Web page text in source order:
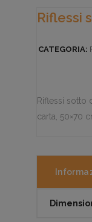
Riflessi
CATEGORIA:
Riflessi sotto
carta, 50×70